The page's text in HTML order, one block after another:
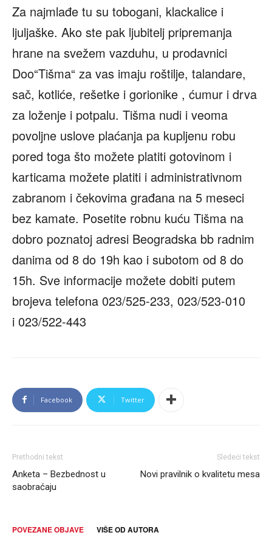
Za najmlađe tu su tobogani, klackalice i
ljuljaške. Ako ste pak ljubitelj pripremanja
hrane na svežem vazduhu, u prodavnici
Doo“Tišma“ za vas imaju roštilje, talandare,
sač, kotliće, rešetke i gorionike , ćumur i drva
za loženje i potpalu. Tišma nudi i veoma
povoljne uslove plaćanja pa kupljenu robu
pored toga što možete platiti gotovinom i
karticama možete platiti i administrativnom
zabranom i čekovima građana na 5 meseci
bez kamate. Posetite robnu kuću Tišma na
dobro poznatoj adresi Beogradska bb radnim
danima od 8 do 19h kao i subotom od 8 do
15h. Sve informacije možete dobiti putem
brojeva telefona 023/525-233, 023/523-010
i 023/522-443
Facebook Twitter
Prethodni tekst
Anketa – Bezbednost u
saobraćaju
Sledeći tekst
Novi pravilnik o kvalitetu mesa
POVEZANE OBJAVE VIŠE OD AUTORA